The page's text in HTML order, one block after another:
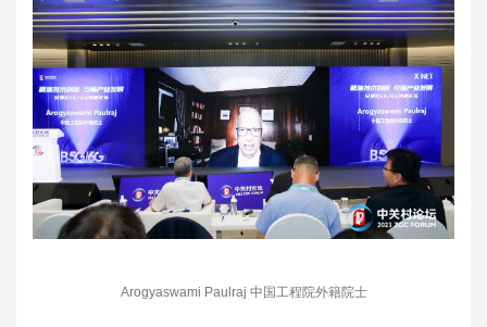
Arogyaswami Paulraj 中国工程院外籍院士